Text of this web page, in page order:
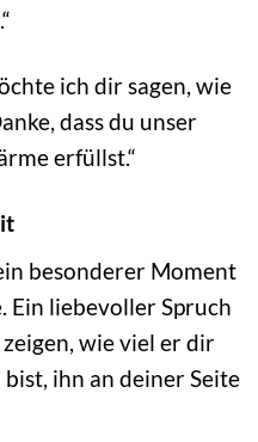
ich dir sagen, wie
dass du unser
erfüllst.“
besonderer Moment
Ein liebevoller Spruch
wie viel er dir
ihn an deiner Seite